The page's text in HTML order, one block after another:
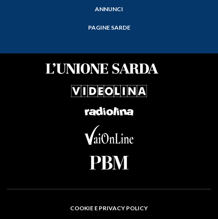
ANNUNCI
PAGINE SARDE
COOKIE E PRIVACY POLICY